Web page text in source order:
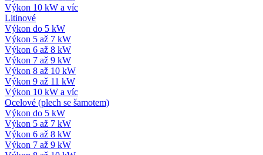
Výkon 10 kW a víc
Litinové
Výkon do 5 kW
Výkon 5 až 7 kW
Výkon 6 až 8 kW
Výkon 7 až 9 kW
Výkon 8 až 10 kW
Výkon 9 až 11 kW
Výkon 10 kW a víc
Ocelové (plech se šamotem)
Výkon do 5 kW
Výkon 5 až 7 kW
Výkon 6 až 8 kW
Výkon 7 až 9 kW